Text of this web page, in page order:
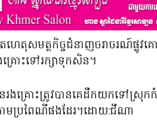
េតុសមត្ថកិច្ចជំនាញចរាចរណ៍ផ្លូវគោ
រោះទៅរក្សាទុកសិន។
ងគ្រោះត្រូវបានគេដឹកយកទៅស្រុ
ាមប្រពៃណីផងដែរ។ដោយ:ជីណា